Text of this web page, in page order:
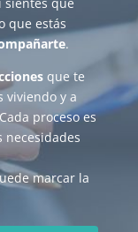
que estás
.
que te
viviendo y a
proceso es
necesidades
marcar la